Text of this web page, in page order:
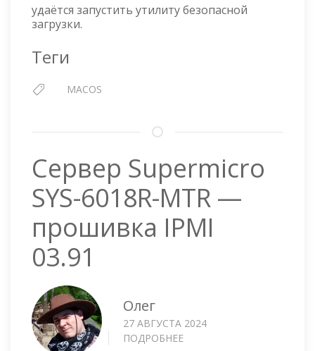
CANNOT
BE
удаётся запустить утилиту безопасной
загрузки.
Теги
MACOS
Сервер Supermicro
SYS-6018R-MTR —
прошивка IPMI
03.91
Олег
27 АВГУСТА 2024
ПОДРОБНЕЕ